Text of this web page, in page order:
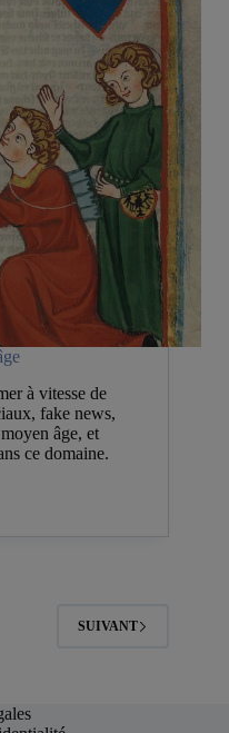
à vitesse de
fake news,
âge, et
ce domaine.
SUIVANT